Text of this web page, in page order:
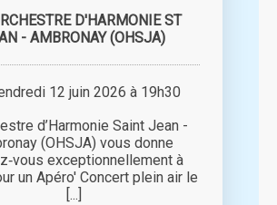
D'HARMONIE ST
- AMBRONAY (OHSJA)
12 juin 2026 à 19h30
d’Harmonie Saint Jean -
(OHSJA) vous donne
exceptionnellement à
un Apéro' Concert plein air le
[...]